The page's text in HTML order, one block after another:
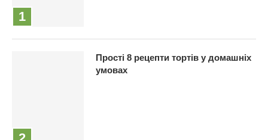
Прості 8 рецепти тортів у домашніх
умовах